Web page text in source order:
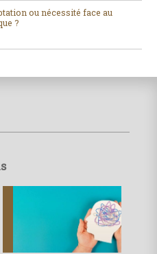
ou nécessité face au
?